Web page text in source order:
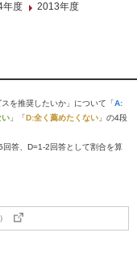
年度
2013年度
を推奨したいか」について「A:
い 」「D:全く薦めたくない 」の4段
答、D=1-2回答として割合を算